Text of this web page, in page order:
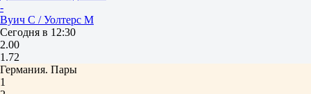
-
Вуич С / Уолтерс М
Сегодня в 12:30
2.00
1.72
Германия. Пары
1